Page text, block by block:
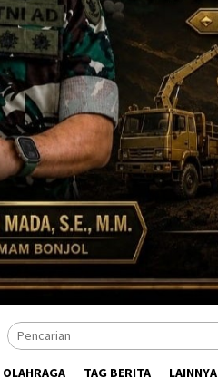
OLAHRAGA TAG BERITA LAINNYA